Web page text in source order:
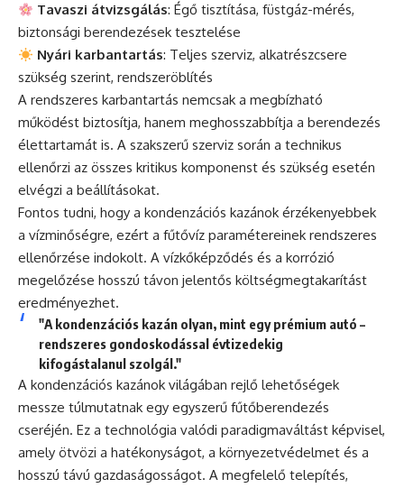
Tavaszi átvizsgálás: Égő tisztítása, füstgáz-mérés,
biztonsági berendezések tesztelése
Nyári karbantartás: Teljes szerviz, alkatrészcsere
szükség szerint, rendszeröblítés
A rendszeres karbantartás nemcsak a megbízható
működést biztosítja, hanem meghosszabbítja a berendezés
élettartamát is. A szakszerű szerviz során a technikus
ellenőrzi az összes kritikus komponenst és szükség esetén
elvégzi a beállításokat.
Fontos tudni, hogy a kondenzációs kazánok érzékenyebbek
a vízminőségre, ezért a fűtővíz paramétereinek rendszeres
ellenőrzése indokolt. A vízkőképződés és a korrózió
megelőzése hosszú távon jelentős költségmegtakarítást
eredményezhet.
"A kondenzációs kazán olyan, mint egy prémium autó –
rendszeres gondoskodással évtizedekig
kifogástalanul szolgál."
A kondenzációs kazánok világában rejlő lehetőségek
messze túlmutatnak egy egyszerű fűtőberendezés
cseréjén. Ez a technológia valódi paradigmaváltást képvisel,
amely ötvözi a hatékonyságot, a környezetvédelmet és a
hosszú távú gazdaságosságot. A megfelelő telepítés,